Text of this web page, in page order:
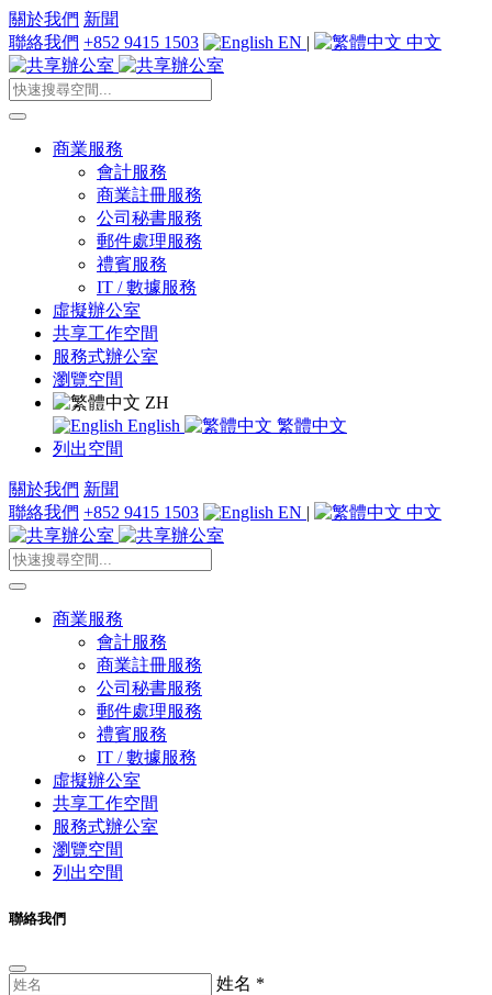
關於我們 新聞
聯絡我們 +852 9415 1503 EN | 中文
商業服務
會計服務
商業註冊服務
公司秘書服務
郵件處理服務
禮賓服務
IT / 數據服務
虛擬辦公室
共享工作空間
服務式辦公室
瀏覽空間
ZH
English
繁體中文
列出空間
關於我們 新聞
聯絡我們 +852 9415 1503 EN | 中文
商業服務
會計服務
商業註冊服務
公司秘書服務
郵件處理服務
禮賓服務
IT / 數據服務
虛擬辦公室
共享工作空間
服務式辦公室
瀏覽空間
列出空間
聯絡我們
姓名 *